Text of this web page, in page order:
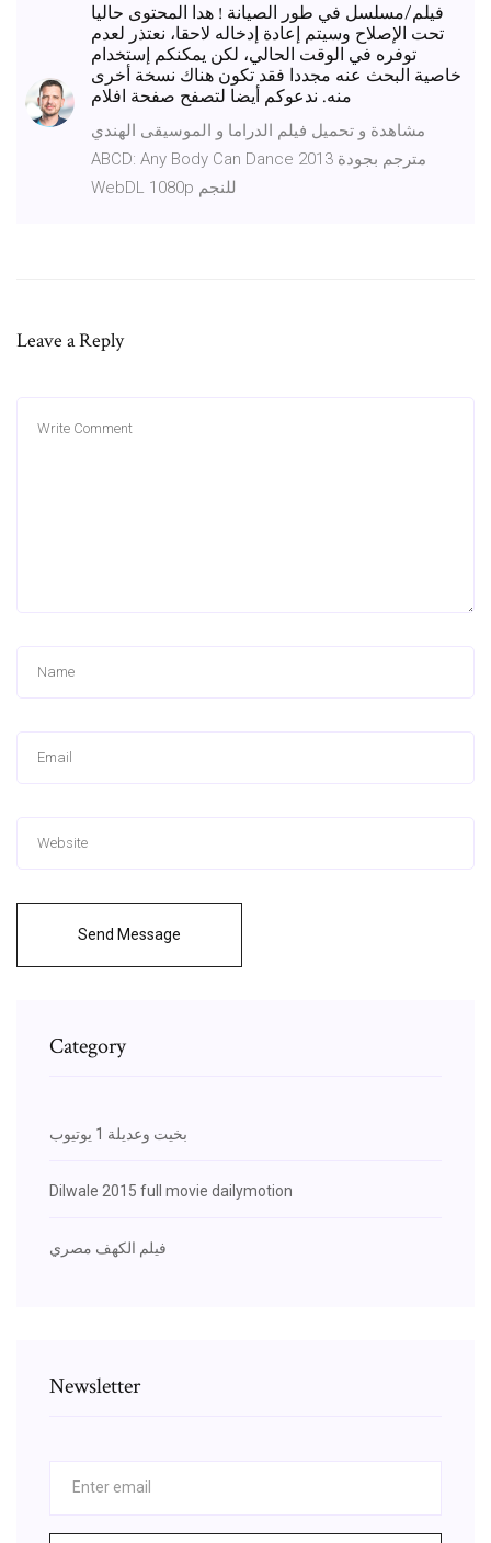
فيلم/مسلسل في طور الصيانة ! هدا المحتوى حاليا
تحت الإصلاح وسيتم إعادة إدخاله لاحقا، نعتذر لعدم
توفره في الوقت الحالي، لكن يمكنكم إستخدام
خاصية البحث عنه مجددا فقد تكون هناك نسخة أخرى
منه. ندعوكم أيضا لتصفح صفحة افلام
مشاهدة و تحميل فيلم الدراما و الموسيقى الهندي
ABCD: Any Body Can Dance 2013 مترجم بجودة
WebDL 1080p للنجم
Leave a Reply
Send Message
Category
بخيت وعديلة 1 يوتيوب
Dilwale 2015 full movie dailymotion
فيلم الكهف مصري
Newsletter